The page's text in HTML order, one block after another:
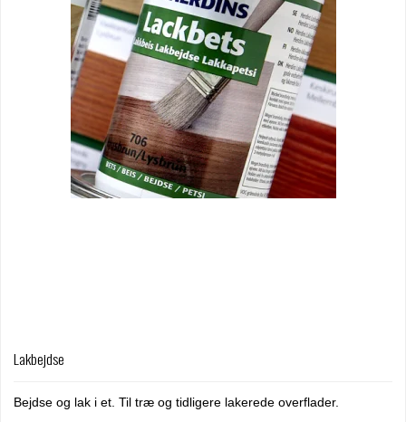
Lakbejdse
Bejdse og lak i et. Til træ og tidligere lakerede overflader.